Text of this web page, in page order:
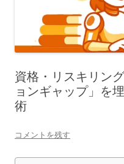
資格・リスキリン
ョンギャップ」を
術
コメントを残す